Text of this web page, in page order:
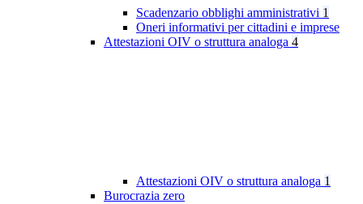
Scadenzario obblighi amministrativi 1
Oneri informativi per cittadini e imprese
Attestazioni OIV o struttura analoga 4
Attestazioni OIV o struttura analoga 1
Burocrazia zero